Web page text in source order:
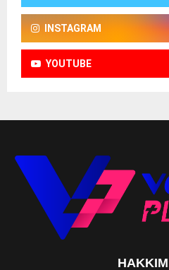
INSTAGRAM
YOUTUBE